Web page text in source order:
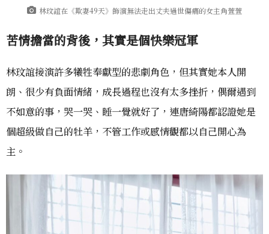
林玟誼在《欺妻49天》飾演無法走出丈夫過世傷痛的女主角萱萱
苦情擔當的背後，其實是個快樂冠軍
林玟誼接演許多犧牲奉獻型的悲劇角色，但其實她本人開
朗、很少有負面情緒，成長過程也沒有太多挫折，偶爾遇到
不如意的事，哭一哭、睡一覺就好了，連唐綺陽都認證她是
個超級做自己的牡羊，不管工作或感情觀都以自己開心為
主。